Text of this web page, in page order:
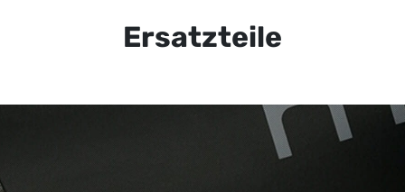
Ersatzteile